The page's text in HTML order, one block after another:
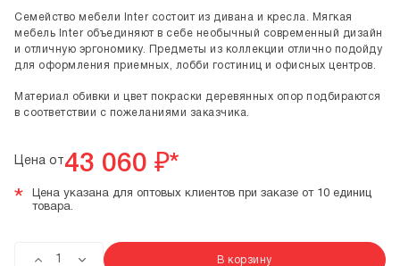
Семейство мебели Inter состоит из дивана и кресла. Мягкая
мебель Inter объединяют в себе необычный современный дизайн
и отличную эргономику. Предметы из коллекции отлично подойду
для оформления приемных, лобби гостиниц и офисных центров.
Материал обивки и цвет покраски деревянных опор подбираются
в соответствии с пожеланиями заказчика.
Цена от43 060 ₽*
*
Цена указана для оптовых клиентов при заказе от 10 единиц
товара.
В корзину